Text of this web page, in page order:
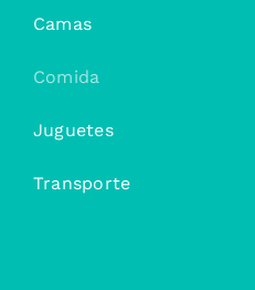
Camas
Comida
Juguetes
Transporte